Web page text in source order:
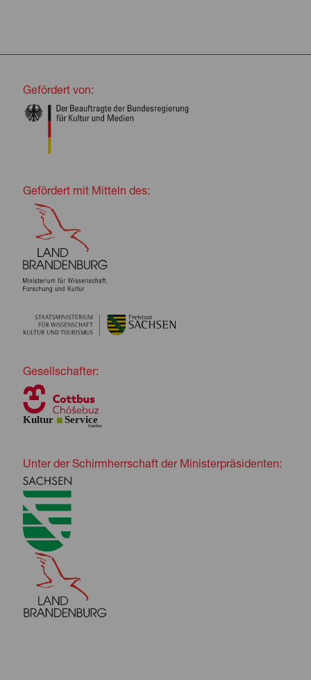
Gefördert von:
Gefördert mit Mitteln des:
Gesellschafter:
Unter der Schirmherrschaft der Ministerpräsidenten: